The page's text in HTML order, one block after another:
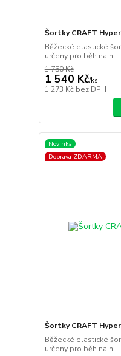
Šortky CRAFT
Běžecké elastické
určeny pro běh na n...
1 750 Kč
1 540 Kč/ks
1 273 Kč bez DPH
Novinka
Doprava ZDARMA
Šortky CRAFT
Běžecké elastické
určeny pro běh na n...